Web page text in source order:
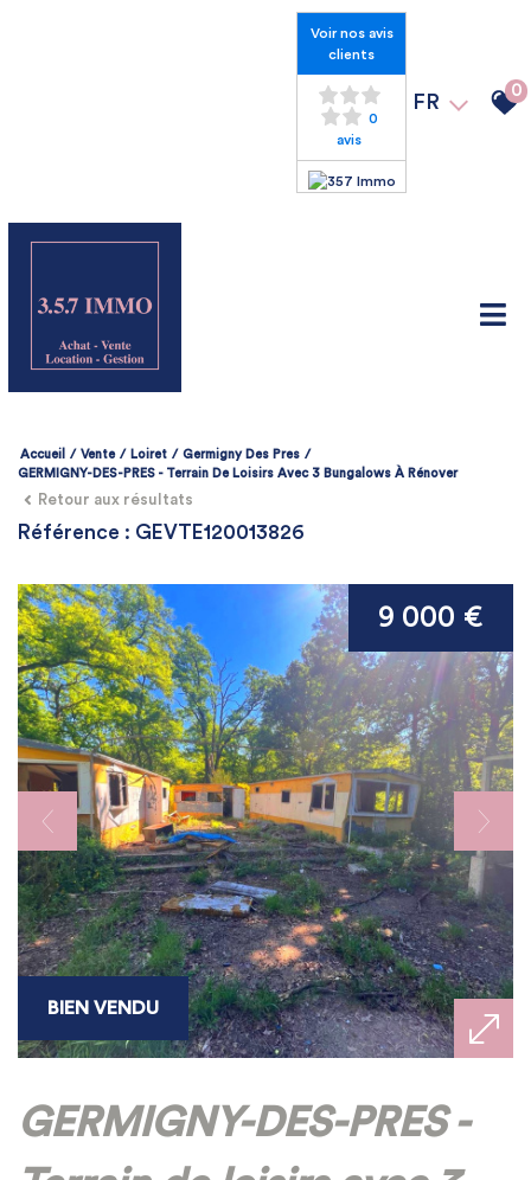
Voir nos avis
clients
0
avis
FR
0
Accueil Vente Loiret
Germigny Des Pres
GERMIGNY-DES-PRES - Terrain De Loisirs Avec 3 Bungalows À Rénover
Retour aux résultats
Référence : GEVTE120013826
BIEN VENDU
9 000 €
GERMIGNY-DES-PRES -